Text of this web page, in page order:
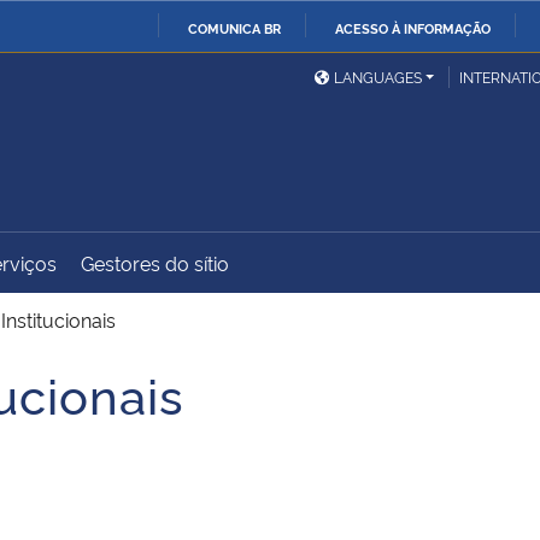
COMUNICA BR ACESSO À INFORMAÇÃO
Ministério da Defesa
Ministério das Relações
Exteriores
Ministério do
Desenvolvimento Regional
Advocacia-Geral da União
LANGUAGES
Gestores do sítio